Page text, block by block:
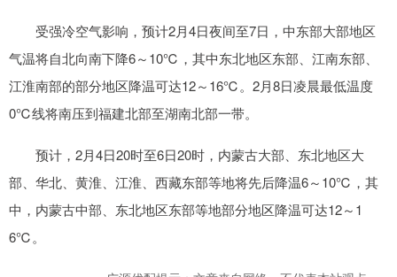
受强冷空气影响，预计2月4日夜间至7日，中东部大部地区
气温将自北向南下降6～10℃，其中东北地区东部、江南东部、
江淮南部的部分地区降温可达12～16℃。2月8日凌晨最低温度
0℃线将南压到福建北部至湖南北部一带。
预计，2月4日20时至6日20时，内蒙古大部、东北地区大
部、华北、黄淮、江淮、西藏东部等地将先后降温6～10℃，其
中，内蒙古中部、东北地区东部等地部分地区降温可达12～1
6℃。